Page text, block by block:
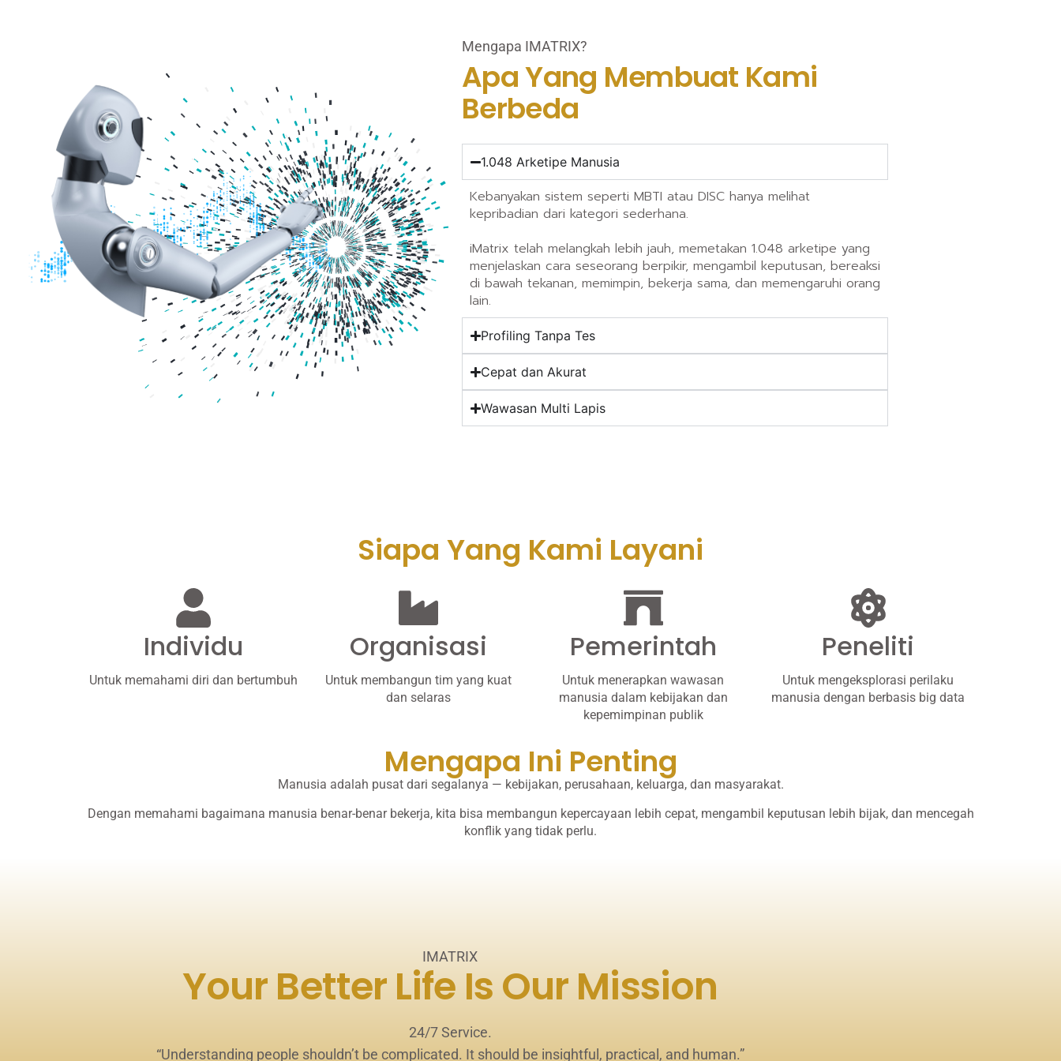
Mengapa IMATRIX?
Apa Yang Membuat Kami
Berbeda
1.048 Arketipe Manusia
Kebanyakan sistem seperti MBTI atau DISC hanya melihat
kepribadian dari kategori sederhana.
iMatrix telah melangkah lebih jauh, memetakan 1.048 arketipe yang
menjelaskan cara seseorang berpikir, mengambil keputusan, bereaksi
di bawah tekanan, memimpin, bekerja sama, dan memengaruhi orang
lain.
Profiling Tanpa Tes
Cepat dan Akurat
Wawasan Multi Lapis
Siapa Yang Kami Layani
Individu
Untuk memahami diri dan bertumbuh
Organisasi
Untuk membangun tim yang kuat
dan selaras
Pemerintah
Untuk menerapkan wawasan
manusia dalam kebijakan dan
kepemimpinan publik
Peneliti
Untuk mengeksplorasi perilaku
manusia dengan berbasis big data
Mengapa Ini Penting
Manusia adalah pusat dari segalanya — kebijakan, perusahaan, keluarga, dan masyarakat.
Dengan memahami bagaimana manusia benar-benar bekerja, kita bisa membangun kepercayaan lebih cepat, mengambil keputusan lebih bijak, dan mencegah
konflik yang tidak perlu.
IMATRIX
Your Better Life Is Our Mission
24/7 Service.
“Understanding people shouldn’t be complicated. It should be insightful, practical, and human.”